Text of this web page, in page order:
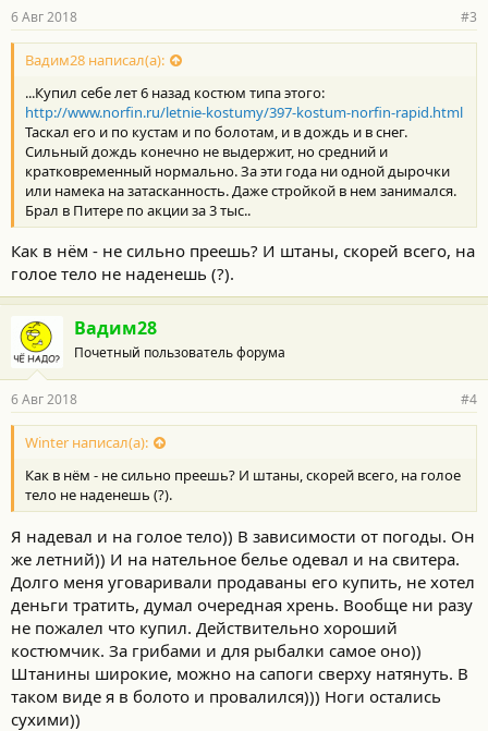
н
о
с
и
:
6 Авг 2018 #3
Вадим28 написал(а):
...Купил себе лет 6 назад костюм типа этого:
http://www.norfin.ru/letnie-kostumy/397-kostum-norfin-rapid.html
Таскал его и по кустам и по болотам, и в дождь и в снег.
Сильный дождь конечно не выдержит, но средний и
кратковременный нормально. За эти года ни одной дырочки
или намека на затасканность. Даже стройкой в нем занимался.
Брал в Питере по акции за 3 тыс..
Как в нём - не сильно преешь? И штаны, скорей всего, на
голое тело не наденешь (?).
Вадим28
Почетный пользователь форума
6 Авг 2018 #4
Winter написал(а):
Как в нём - не сильно преешь? И штаны, скорей всего, на голое
тело не наденешь (?).
Я надевал и на голое тело)) В зависимости от погоды. Он
же летний)) И на нательное белье одевал и на свитера.
Долго меня уговаривали продаваны его купить, не хотел
деньги тратить, думал очередная хрень. Вообще ни разу
не пожалел что купил. Действительно хороший
костюмчик. За грибами и для рыбалки самое оно))
Штанины широкие, можно на сапоги сверху натянуть. В
таком виде я в болото и провалился))) Ноги остались
сухими))